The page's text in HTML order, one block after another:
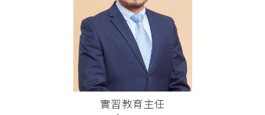
實習教育主任